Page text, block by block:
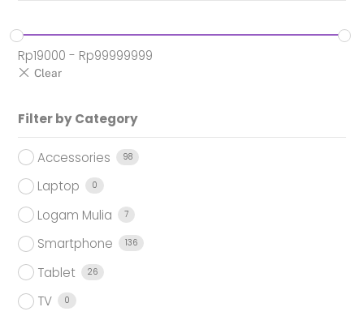
Rp19000 - Rp99999999
Filter by Category
Accessories 98
Laptop 0
Logam Mulia 7
Smartphone 136
Tablet 26
TV 0